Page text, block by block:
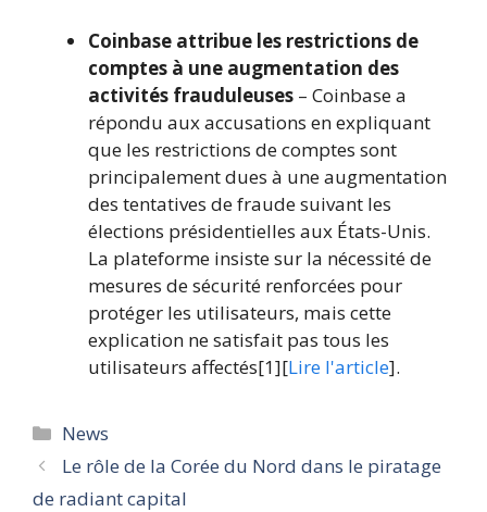
Coinbase attribue les restrictions de
comptes à une augmentation des
activités frauduleuses – Coinbase a
répondu aux accusations en expliquant
que les restrictions de comptes sont
principalement dues à une augmentation
des tentatives de fraude suivant les
élections présidentielles aux États-Unis.
La plateforme insiste sur la nécessité de
mesures de sécurité renforcées pour
protéger les utilisateurs, mais cette
explication ne satisfait pas tous les
utilisateurs affectés[1][Lire l'article].
Catégories
News
Le rôle de la Corée du Nord dans le piratage
de radiant capital